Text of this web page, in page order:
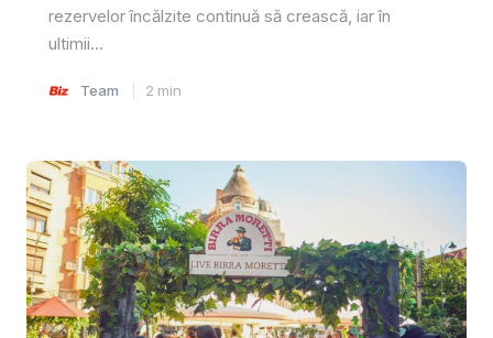
rezervelor încălzite continuă să crească, iar în
ultimii...
Team 2 min